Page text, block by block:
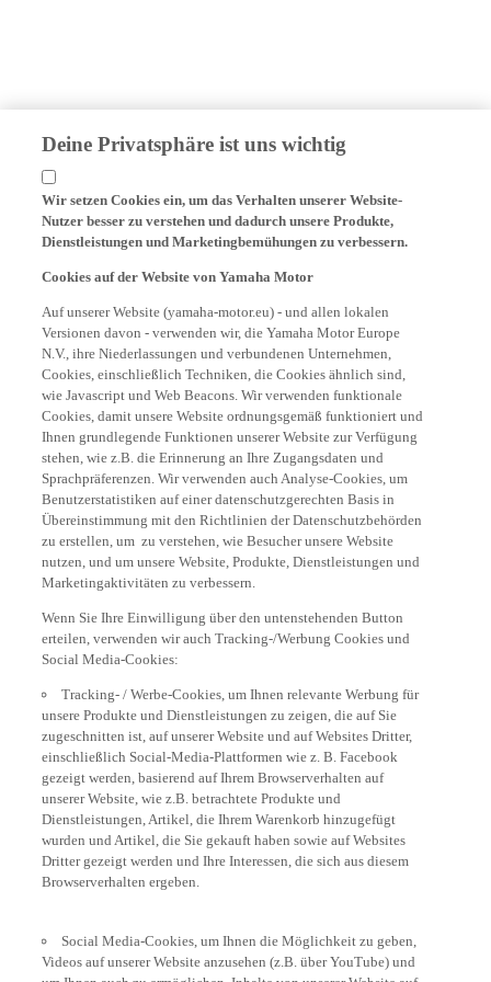
Deine Privatsphäre ist uns wichtig
Wir setzen Cookies ein, um das Verhalten unserer Website-
Nutzer besser zu verstehen und dadurch unsere Produkte,
Dienstleistungen und Marketingbemühungen zu verbessern.
Cookies auf der Website von Yamaha Motor
Auf unserer Website (yamaha-motor.eu) - und allen lokalen
Versionen davon - verwenden wir, die Yamaha Motor Europe
N.V., ihre Niederlassungen und verbundenen Unternehmen,
Cookies, einschließlich Techniken, die Cookies ähnlich sind,
wie Javascript und Web Beacons. Wir verwenden funktionale
Cookies, damit unsere Website ordnungsgemäß funktioniert und
Ihnen grundlegende Funktionen unserer Website zur Verfügung
stehen, wie z.B. die Erinnerung an Ihre Zugangsdaten und
Sprachpräferenzen. Wir verwenden auch Analyse-Cookies, um
Benutzerstatistiken auf einer datenschutzgerechten Basis in
Übereinstimmung mit den Richtlinien der Datenschutzbehörden
zu erstellen, um zu verstehen, wie Besucher unsere Website
nutzen, und um unsere Website, Produkte, Dienstleistungen und
Marketingaktivitäten zu verbessern.
Wenn Sie Ihre Einwilligung über den untenstehenden Button
erteilen, verwenden wir auch Tracking-/Werbung Cookies und
Social Media-Cookies:
Tracking- / Werbe-Cookies, um Ihnen relevante Werbung für
unsere Produkte und Dienstleistungen zu zeigen, die auf Sie
zugeschnitten ist, auf unserer Website und auf Websites Dritter,
einschließlich Social-Media-Plattformen wie z. B. Facebook
gezeigt werden, basierend auf Ihrem Browserverhalten auf
unserer Website, wie z.B. betrachtete Produkte und
Dienstleistungen, Artikel, die Ihrem Warenkorb hinzugefügt
wurden und Artikel, die Sie gekauft haben sowie auf Websites
Dritter gezeigt werden und Ihre Interessen, die sich aus diesem
Browserverhalten ergeben.
Social Media-Cookies, um Ihnen die Möglichkeit zu geben,
Videos auf unserer Website anzusehen (z.B. über YouTube) und
um Ihnen auch zu ermöglichen, Inhalte von unserer Website auf